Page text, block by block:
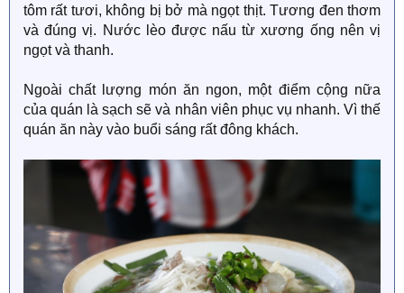
tôm rất tươi, không bị bở mà ngọt thịt. Tương đen thơm
và đúng vị. Nước lèo được nấu từ xương ống nên vị
ngọt và thanh.
Ngoài chất lượng món ăn ngon, một điểm cộng nữa
của quán là sạch sẽ và nhân viên phục vụ nhanh. Vì thế
quán ăn này vào buổi sáng rất đông khách.